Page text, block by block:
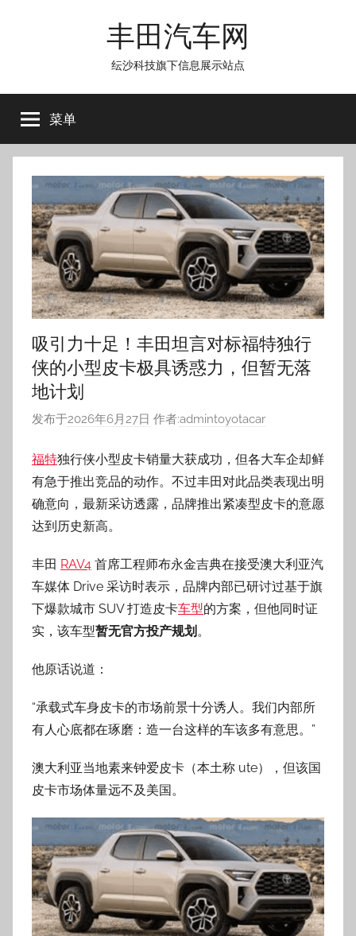
丰田汽车网
纭沙科技旗下信息展示站点
菜单
吸引力十足！丰田坦言对标福特独行
侠的小型皮卡极具诱惑力，但暂无落
地计划
发布于2026年6月27日 作者:admintoyotacar
福特独行侠小型皮卡销量大获成功，但各大车企却鲜
有急于推出竞品的动作。不过丰田对此品类表现出明
确意向，最新采访透露，品牌推出紧凑型皮卡的意愿
达到历史新高。
丰田 RAV4 首席工程师布永金吉典在接受澳大利亚汽
车媒体 Drive 采访时表示，品牌内部已研讨过基于旗
下爆款城市 SUV 打造皮卡车型的方案，但他同时证
实，该车型暂无官方投产规划 。
他原话说道：
“承载式车身皮卡的市场前景十分诱人。我们内部所
有人心底都在琢磨：造一台这样的车该多有意思。”
澳大利亚当地素来钟爱皮卡（本土称 ute），但该国
皮卡市场体量远不及美国。